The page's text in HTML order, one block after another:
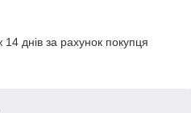
днів за рахунок покупця